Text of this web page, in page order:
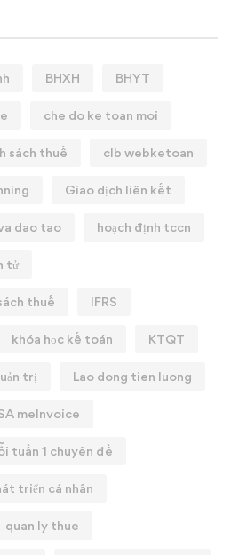
BHXH BHYT
che do ke toan moi
sách thuế clb webketoan
Giao dịch liên kết
dao tao hoạch định tccn
tử
thuế IFRS
khóa học kế toán KTQT
trị Lao dong tien luong
meInvoice
tuần 1 chuyên đề
triển cá nhân
quan ly thue